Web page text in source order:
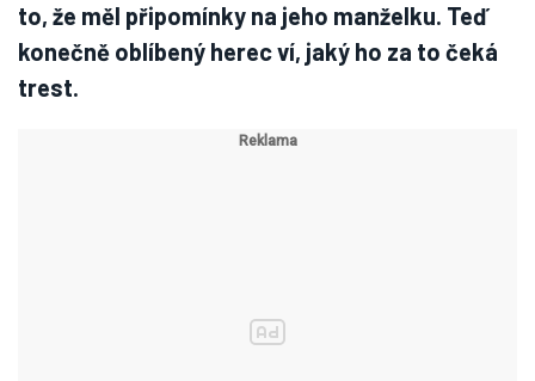
to, že měl připomínky na jeho manželku. Teď
konečně oblíbený herec ví, jaký ho za to čeká
trest.